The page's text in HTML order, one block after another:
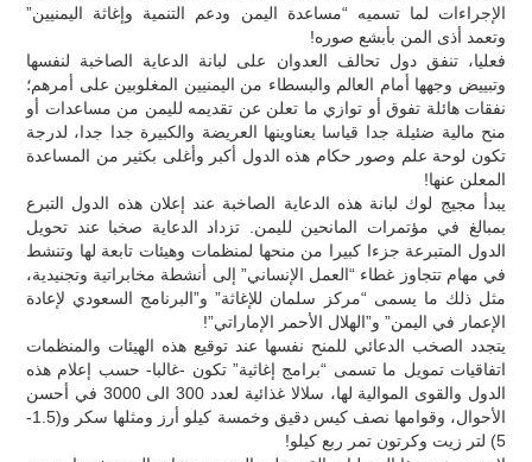
الإجراءات لما تسميه “مساعدة اليمن ودعم التنمية وإغاثة اليمنيين”
وتعمد أذى المن بأبشع صوره!
فعليا، تنفق دول تحالف العدوان على لبانة الدعاية الصاخبة لنفسها
وتبييض وجهها أمام العالم والبسطاء من اليمنيين المغلوبين على أمرهم؛
نفقات هائلة تفوق أو توازي ما تعلن عن تقديمه لليمن من مساعدات أو
منح مالية ضئيلة جدا قياسا بعناوينها العريضة والكبيرة جدا جدا، لدرجة
تكون لوحة علم وصور حكام هذه الدول أكبر وأغلى بكثير من المساعدة
المعلن عنها!
يبدأ مجيج لوك لبانة هذه الدعاية الصاخبة عند إعلان هذه الدول التبرع
بمبالغ في مؤتمرات المانحين لليمن. تزداد الدعاية صخبا عند تحويل
الدول المتبرعة جزءا كبيرا من منحها لمنظمات وهيئات تابعة لها وتنشط
في مهام تتجاوز غطاء “العمل الإنساني” إلى أنشطة مخابراتية وتجنيدية،
مثل ذلك ما يسمى “مركز سلمان للإغاثة” و”البرنامج السعودي لإعادة
الإعمار في اليمن” و”الهلال الأحمر الإماراتي”!
يتجدد الصخب الدعائي للمنح نفسها عند توقيع هذه الهيئات والمنظمات
اتفاقيات تمويل ما تسمى “برامج إغاثية” تكون -غالبا- حسب إعلام هذه
الدول والقوى الموالية لها، سلالا غذائية لعدد 300 الى 3000 في أحسن
الأحوال، وقوامها نصف كيس دقيق وخمسة كيلو أرز ومثلها سكر و(1.5-
5) لتر زيت وكرتون تمر ربع كيلو!